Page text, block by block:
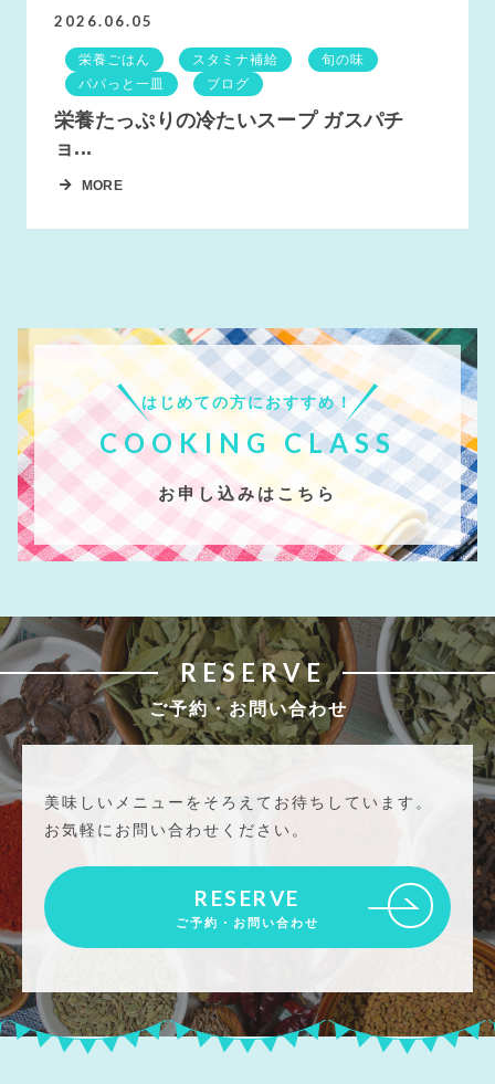
2026.06.05
栄養ごはん スタミナ補給
旬の味
パパっと一皿
ブログ
栄養たっぷりの冷たいスープ ガスパチ
ョ...
MORE
はじめての方におすすめ！
COOKING CLASS
お申し込みはこちら
RESERVE
ご予約・お問い合わせ
美味しいメニューをそろえてお待ちしています。
お気軽にお問い合わせください。
RESERVE
ご予約・お問い合わせ